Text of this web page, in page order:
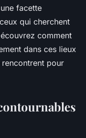
facette
qui cherchent
comment
dans ces lieux
pour